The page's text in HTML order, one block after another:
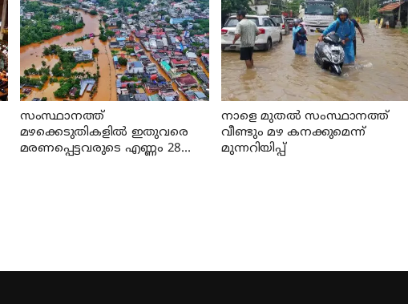
സംസ്ഥാനത്ത്
മഴക്കെടുതികളില്‍ ഇതുവരെ
മരണപ്പെട്ടവരുടെ എണ്ണം 28
നാളെ മുതല്‍ സംസ്ഥാനത്ത്
വീണ്ടും മഴ കനക്കുമെന്ന്
മുന്നറിയിപ്പ്